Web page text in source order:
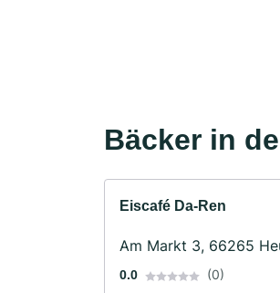
Bäcker in
Eiscafé Da-Ren
Am Markt 3, 66265
0.0 (0)